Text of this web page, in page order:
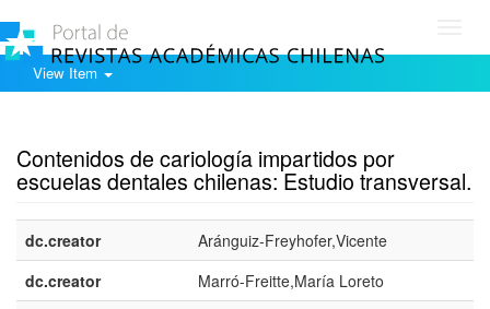
View Item
Contenidos de cariología impartidos por
escuelas dentales chilenas: Estudio transversal.
dc.creator
Aránguiz-Freyhofer,Vicente
dc.creator
Marró-Freitte,María Loreto